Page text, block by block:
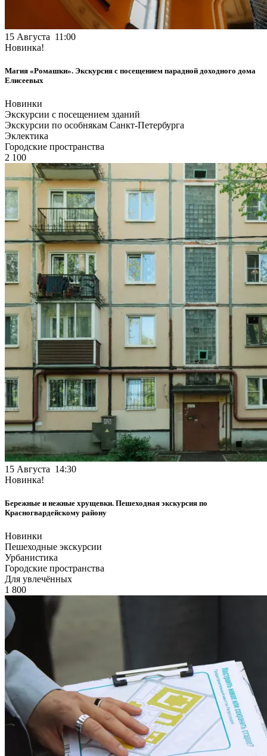
15 Августа 11:00
Новинка!
Магия «Ромашки». Экскурсия с посещением парадной доходного дома
Елисеевых
Новинки
Экскурсии с посещением зданий
Экскурсии по особнякам Санкт-Петербурга
Эклектика
Городские пространства
2 100
15 Августа 14:30
Новинка!
Бережные и нежные хрущевки. Пешеходная экскурсия по
Красногвардейскому району
Новинки
Пешеходные экскурсии
Урбанистика
Городские пространства
Для увлечённых
1 800